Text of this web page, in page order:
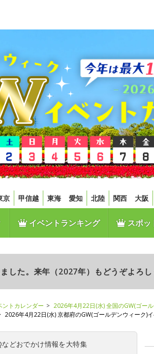
京 甲信越 東海 愛知 北陸 関西 大阪
イベントランキング スポッ
した。来年（2027年）もどうぞよろし
ントカレンダー
2026年4月22日(水) 全国のGW(ゴー
2026年4月22日(水) 京都府のGW(ゴールデンウィーク)イ
などおでかけ情報を大特集